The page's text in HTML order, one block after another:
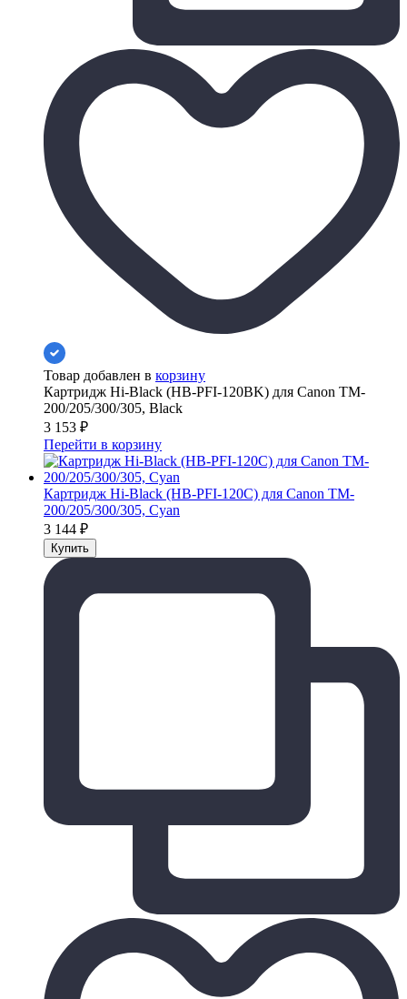
Товар добавлен в корзину
Картридж Hi-Black (HB-PFI-120BK) для Canon TM-
200/205/300/305, Black
3 153 ₽
Перейти в корзину
Картридж Hi-Black (HB-PFI-120C) для Canon TM-
200/205/300/305, Cyan
3 144 ₽